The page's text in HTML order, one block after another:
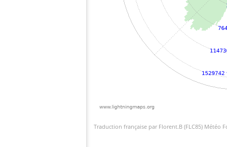
Traduction française par Florent.B (FLC85) Météo